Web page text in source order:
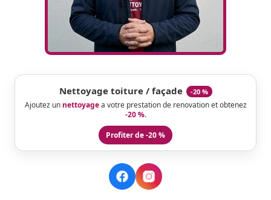
Nettoyage toiture / façade -20 %
Ajoutez un nettoyagea votre prestation de renovation et obtenez
-20 %.
Profiter de -20 %